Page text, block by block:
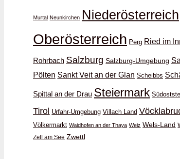
Murtal Neunkirchen Niederösterreich
Oberösterreich Perg Ried im
Rohrbach Salzburg Salzburg-Umgebung
Pölten Sankt Veit an der Glan Scheibbs
Spittal an der Drau Steiermark
Tirol Urfahr-Umgebung Villach Land
Völkermarkt Waidhofen an der Thaya Weiz Wels-Land
Zell am See Zwettl